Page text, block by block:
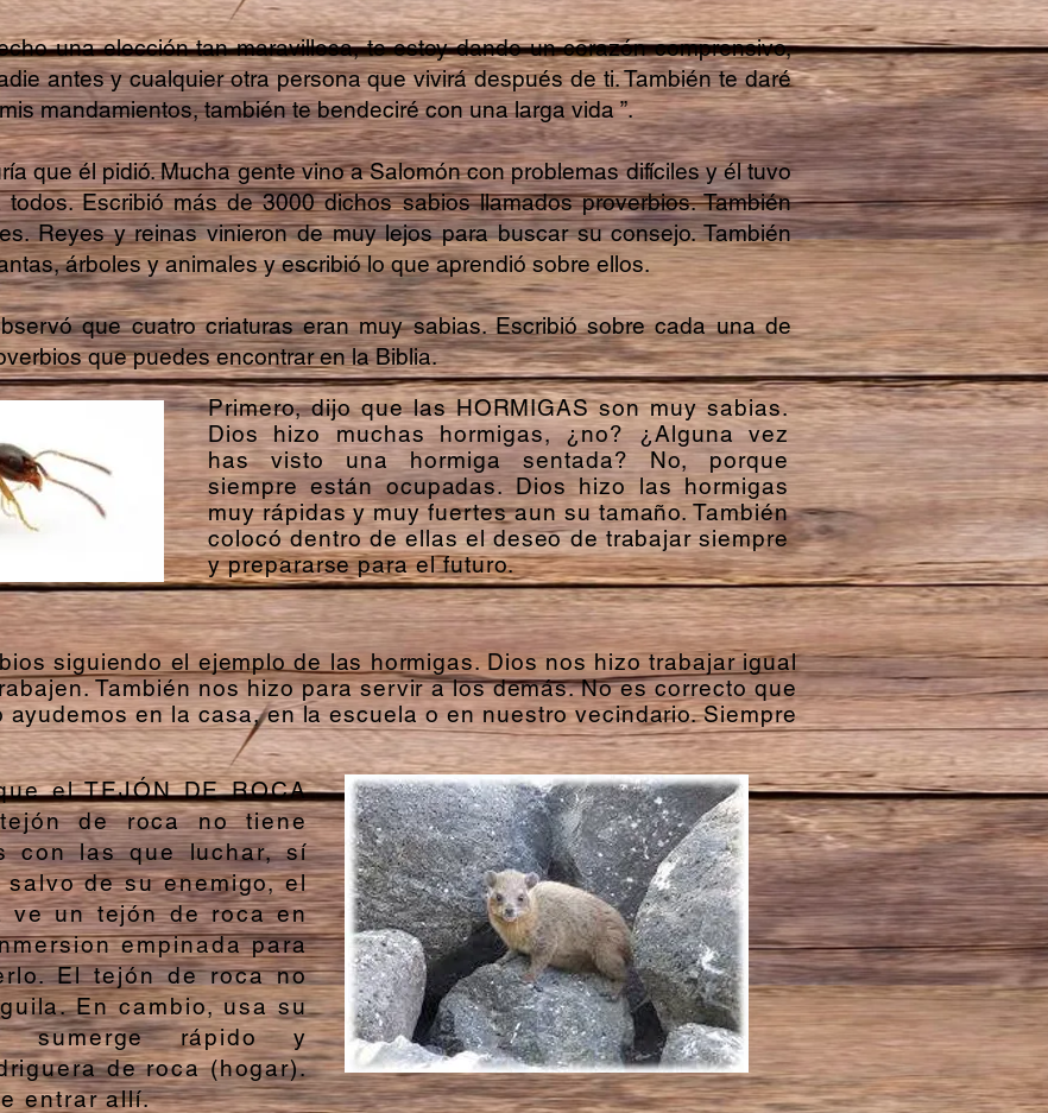
una elección tan maravillosa, te estoy dando un corazón comprensivo,
antes y cualquier otra persona que vivirá después de ti. También te daré
mandamientos, también te bendeciré con una larga vida ”.
que él pidió. Mucha gente vino a Salomón con problemas difíciles y él tuvo
Escribió más de 3000 dichos sabios llamados proverbios. También
Reyes y reinas vinieron de muy lejos para buscar su consejo. También
árboles y animales y escribió lo que aprendió sobre ellos.
que cuatro criaturas eran muy sabias. Escribió sobre cada una de
que puedes encontrar en la Biblia.
Primero, dijo que las HORMIGAS son muy sabias.
Dios hizo muchas hormigas, ¿no? ¿Alguna vez
has visto una hormiga sentada? No, porque
siempre están ocupadas. Dios hizo las hormigas
muy rápidas y muy fuertes aun su tamaño. También
colocó dentro de ellas el deseo de trabajar siempre
y prepararse para el futuro.
siguiendo el ejemplo de las hormigas. Dios nos hizo trabajar igual
También nos hizo para servir a los demás. No es correcto que
en la casa, en la escuela o en nuestro vecindario. Siempre
el TEJÓN DE ROCA
de roca no tiene
con las que luchar, sí
de su enemigo, el
ve un tejón de roca en
empinada para
El tejón de roca no
En cambio, usa su
sumerge rápido y
de roca (hogar).
entrar allí.